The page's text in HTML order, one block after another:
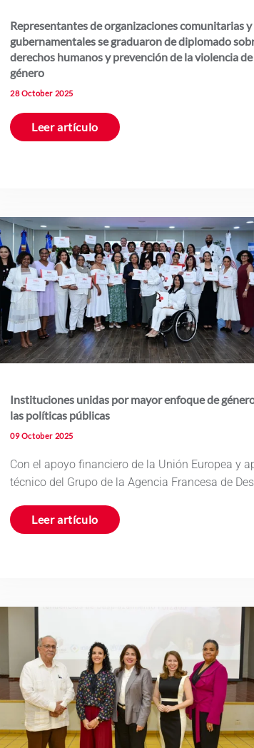
Representantes de organizaciones comunitarias y
gubernamentales se graduaron de diplomado
derechos humanos y prevención de la violencia de
género
28 October 2025
Leer artículo
Instituciones unidas por mayor enfoque de
las políticas públicas
09 October 2025
Con el apoyo financiero de la Unión Europea y
técnico del Grupo de la Agencia Francesa de
Leer artículo